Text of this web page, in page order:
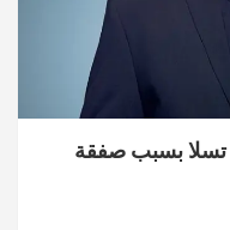
تسلا بسبب صفقة